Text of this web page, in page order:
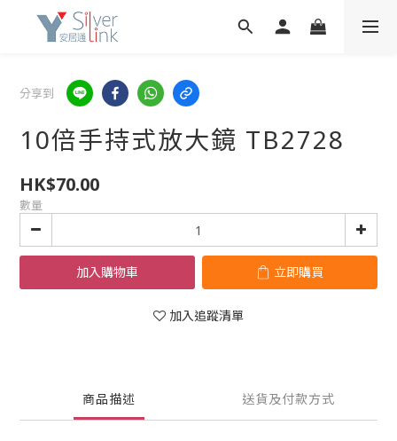
分享到
10倍手持式放大鏡 TB2728
HK$70.00
數量
加入購物車 立即購買
加入追蹤清單
商品描述 送貨及付款方式